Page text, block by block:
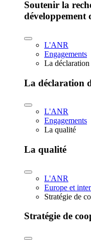
Soutenir la
développement
L'ANR
Engagements
La
La déclaration
L'ANR
Engagements
La qualité
La qualité
L'ANR
Europe et
Stratégie de
Stratégie de